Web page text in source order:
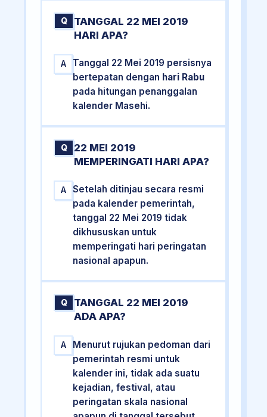
Q
TANGGAL 22 MEI 2019
HARI APA?
A
Tanggal 22 Mei 2019 persisnya
bertepatan dengan hari Rabu
pada hitungan penanggalan
kalender Masehi.
Q
22 MEI 2019
MEMPERINGATI HARI APA?
A
Setelah ditinjau secara resmi
pada kalender pemerintah,
tanggal 22 Mei 2019 tidak
dikhususkan untuk
memperingati hari peringatan
nasional apapun.
Q
TANGGAL 22 MEI 2019
ADA APA?
A
Menurut rujukan pedoman dari
pemerintah resmi untuk
kalender ini, tidak ada suatu
kejadian, festival, atau
peringatan skala nasional